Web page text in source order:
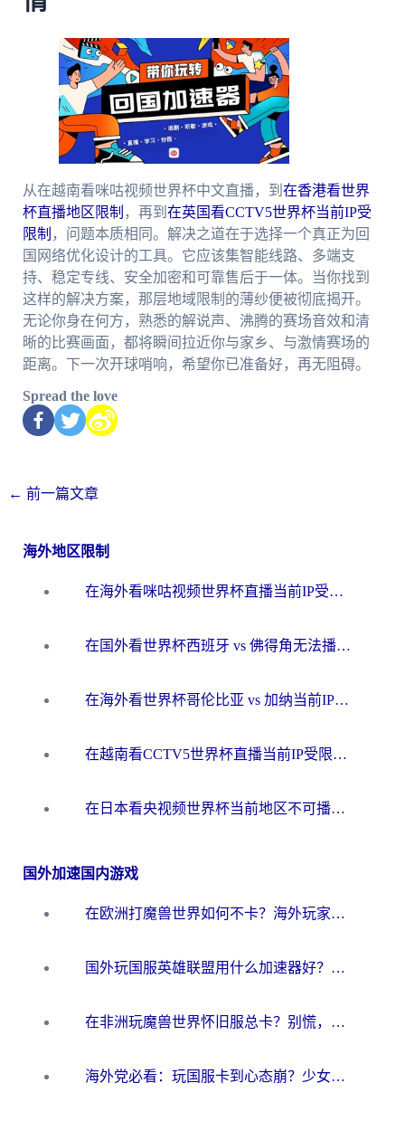
从在越南看咪咕视频世界杯中文直播，到 在香港看世界
杯直播地区限制 ，再到 在英国看CCTV5世界杯当前IP受
限制 ，问题本质相同。解决之道在于选择一个真正为回
国网络优化设计的工具。它应该集智能线路、多端支
持、稳定专线、安全加密和可靠售后于一体。当你找到
这样的解决方案，那层地域限制的薄纱便被彻底揭开。
无论你身在何方，熟悉的解说声、沸腾的赛场音效和清
晰的比赛画面，都将瞬间拉近你与家乡、与激情赛场的
距离。下一次开球哨响，希望你已准备好，再无阻碍。
Spread the love
← 前一篇文章
海外地区限制
在海外看咪咕视频世界杯直播当前IP受限制？这篇指南帮你搞定所有体育赛事观看难题
在国外看世界杯西班牙 vs 佛得角无法播放？这篇指南帮你解锁所有中文体育直播
在海外看世界杯哥伦比亚 vs 加纳当前IP受限制？这篇指南帮你流畅看中文解说赛事
在越南看CCTV5世界杯直播当前IP受限制？海外党体育观赛终极指南来了
在日本看央视频世界杯当前地区不可播放？海外党体育观赛终极指南
国外加速国内游戏
在欧洲打魔兽世界如何不卡？海外玩家的国服游戏加速终极攻略
国外玩国服英雄联盟用什么加速器好？海外党亲测有效的国服游戏加速指南
在非洲玩魔兽世界怀旧服总卡？别慌，这份指南帮你丝滑开荒
海外党必看：玩国服卡到心态崩？少女前线云图计划加速器免费推荐+碧蓝航线足球世界流畅攻略